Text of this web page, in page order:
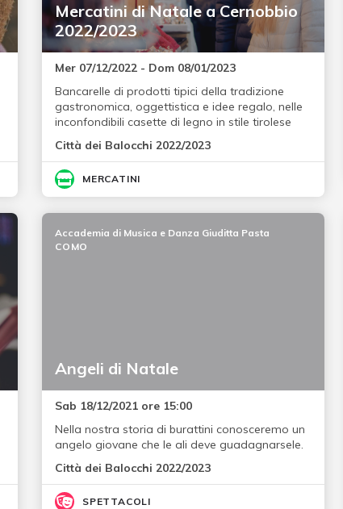
Mercatini di Natale a Cernobbio
2022/2023
Mer 07/12/2022 - Dom 08/01/2023
Bancarelle di prodotti tipici della tradizione
gastronomica, oggettistica e idee regalo, nelle
inconfondibili casette di legno in stile tirolese
Città dei Balocchi 2022/2023
MERCATINI
Angeli di Natale
Accademia di Musica e Danza Giuditta Pasta
COMO
Sab 18/12/2021 ore 15:00
Nella nostra storia di burattini conosceremo un
angelo giovane che le ali deve guadagnarsele.
Città dei Balocchi 2022/2023
SPETTACOLI